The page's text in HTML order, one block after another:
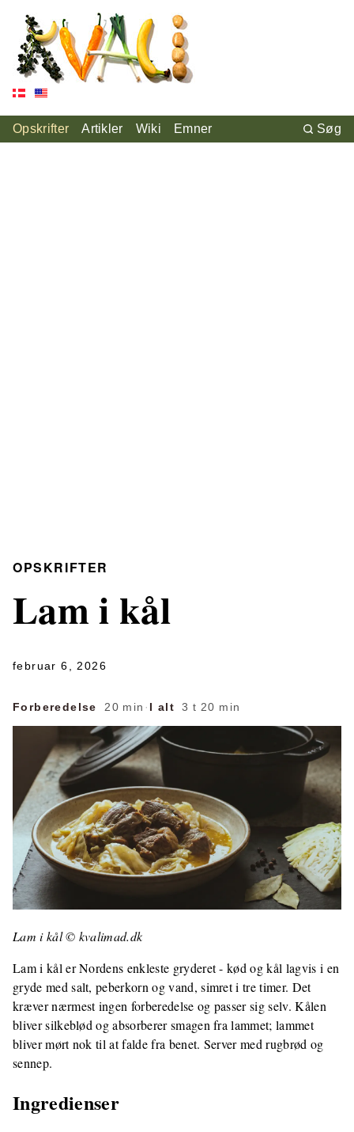
Opskrifter Artikler Wiki Emner Søg
OPSKRIFTER
Lam i kål
februar 6, 2026
Forberedelse 20 min · I alt 3 t 20 min
Lam i kål © kvalimad.dk
Lam i kål er Nordens enkleste gryderet - kød og kål lagvis i en
gryde med salt, peberkorn og vand, simret i tre timer. Det
kræver nærmest ingen forberedelse og passer sig selv. Kålen
bliver silkeblød og absorberer smagen fra lammet; lammet
bliver mørt nok til at falde fra benet. Server med rugbrød og
sennep.
Ingredienser